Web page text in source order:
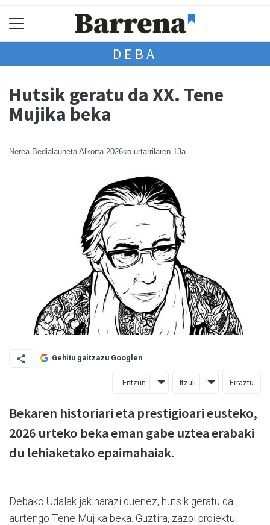
DEBA
Hutsik geratu da XX. Tene
Mujika beka
Nerea Bedialauneta Alkorta 2026ko urtarrilaren 13a
Gehitu gaitzazu Googlen
Entzun Itzuli Erraztu
Bekaren historiari eta prestigioari eusteko,
2026 urteko beka eman gabe uztea erabaki
du lehiaketako epaimahaiak.
Debako Udalak jakinarazi duenez, hutsik geratu da
aurtengo Tene Mujika beka. Guztira, zazpi proiektu